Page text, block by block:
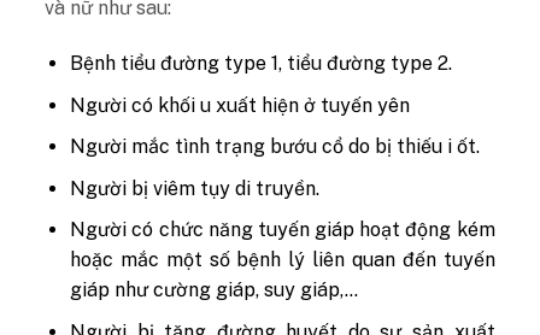
và nữ như sau:
Bệnh tiểu đường type 1, tiểu đường type 2.
Người có khối u xuất hiện ở tuyến yên
Người mắc tình trạng bướu cổ do bị thiếu i ốt.
Người bị viêm tụy di truyền.
Người có chức năng tuyến giáp hoạt động kém
hoặc mắc một số bệnh lý liên quan đến tuyến
giáp như cường giáp, suy giáp,…